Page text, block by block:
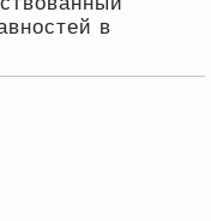
в